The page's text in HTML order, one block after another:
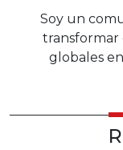
Soy un
transformar
globales